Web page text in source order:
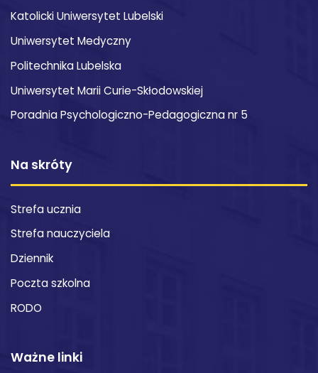
Katolicki Uniwersytet Lubelski
Uniwersytet Medyczny
Politechnika Lubelska
Uniwersytet Marii Curie-Skłodowskiej
Poradnia Psychologiczno-Pedagogiczna nr 5
Na skróty
Strefa ucznia
Strefa nauczyciela
Dziennik
Poczta szkolna
RODO
Ważne linki